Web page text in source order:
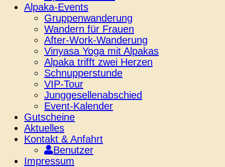
Alpaka-Events
Gruppenwanderung
Wandern für Frauen
After-Work-Wanderung
Vinyasa Yoga mit Alpakas
Alpaka trifft zwei Herzen
Schnupperstunde
VIP-Tour
Junggesellenabschied
Event-Kalender
Gutscheine
Aktuelles
Kontakt & Anfahrt
Benutzer
Impressum